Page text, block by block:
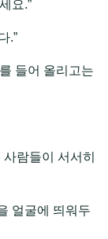
요.”
.”
들어 올리고는
람들이 서서히
얼굴에 띄워두